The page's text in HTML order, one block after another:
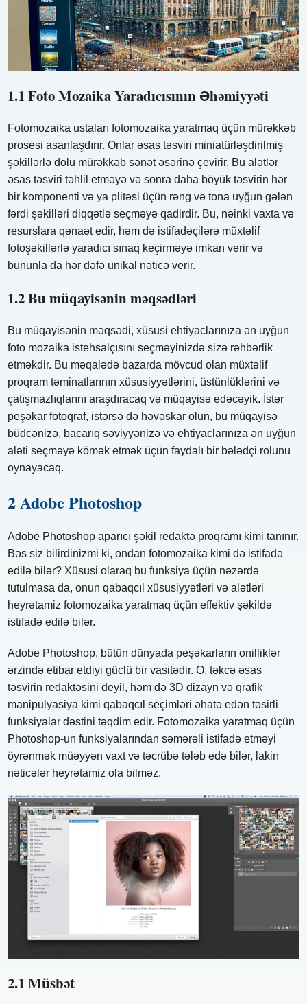
1.1 Foto Mozaika Yaradıcısının Əhəmiyyəti
Fotomozaika ustaları fotomozaika yaratmaq üçün mürəkkəb
prosesi asanlaşdırır. Onlar əsas təsviri miniatürləşdirilmiş
şəkillərlə dolu mürəkkəb sənət əsərinə çevirir. Bu alətlər
əsas təsviri təhlil etməyə və sonra daha böyük təsvirin hər
bir komponenti və ya plitəsi üçün rəng və tona uyğun gələn
fərdi şəkilləri diqqətlə seçməyə qadirdir. Bu, nəinki vaxta və
resurslara qənaət edir, həm də istifadəçilərə müxtəlif
fotoşəkillərlə yaradıcı sınaq keçirməyə imkan verir və
bununla da hər dəfə unikal nəticə verir.
1.2 Bu müqayisənin məqsədləri
Bu müqayisənin məqsədi, xüsusi ehtiyaclarınıza ən uyğun
foto mozaika istehsalçısını seçməyinizdə sizə rəhbərlik
etməkdir. Bu məqalədə bazarda mövcud olan müxtəlif
proqram təminatlarının xüsusiyyətlərini, üstünlüklərini və
çatışmazlıqlarını araşdıracaq və müqayisə edəcəyik. İstər
peşəkar fotoqraf, istərsə də həvəskar olun, bu müqayisə
büdcənizə, bacarıq səviyyənizə və ehtiyaclarınıza ən uyğun
aləti seçməyə kömək etmək üçün faydalı bir bələdçi rolunu
oynayacaq.
2 Adobe Photoshop
Adobe Photoshop aparıcı şəkil redaktə proqramı kimi tanınır.
Bəs siz bilirdinizmi ki, ondan fotomozaika kimi də istifadə
edilə bilər? Xüsusi olaraq bu funksiya üçün nəzərdə
tutulmasa da, onun qabaqcıl xüsusiyyətləri və alətləri
heyrətamiz fotomozaika yaratmaq üçün effektiv şəkildə
istifadə edilə bilər.
Adobe Photoshop, bütün dünyada peşəkarların onilliklər
ərzində etibar etdiyi güclü bir vasitədir. O, təkcə əsas
təsvirin redaktəsini deyil, həm də 3D dizayn və qrafik
manipulyasiya kimi qabaqcıl seçimləri əhatə edən təsirli
funksiyalar dəstini təqdim edir. Fotomozaika yaratmaq üçün
Photoshop-un funksiyalarından səmərəli istifadə etməyi
öyrənmək müəyyən vaxt və təcrübə tələb edə bilər, lakin
nəticələr heyrətamiz ola bilməz.
2.1 Müsbət